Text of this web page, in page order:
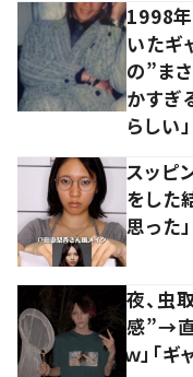
1998年
いたギ
の”まさ
かすぎ
らしい」
スッピ
をした
思った
夜、虫
感”→直
ｗ」「